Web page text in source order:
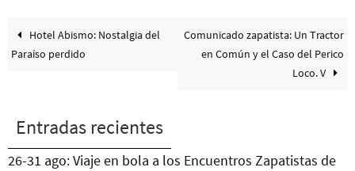
Hotel Abismo: Nostalgia del
Paraíso perdido
Comunicado zapatista: Un Tractor
en Común y el Caso del Perico
Loco. V
Entradas recientes
26-31 ago: Viaje en bola a los Encuentros Zapatistas de